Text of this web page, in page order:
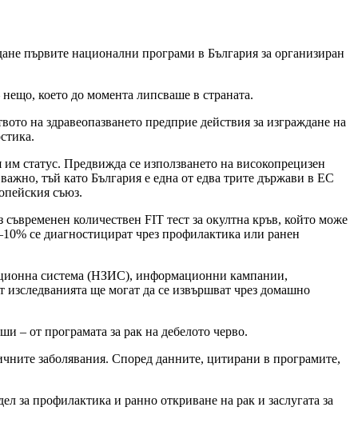
първите национални програми в България за организиран
което до момента липсваше в страната.
на здравеопазването предприе действия за изграждане на
статус. Предвижда се използването на високопрецизен
тъй като България е една от едва трите държави в ЕС
съюз.
количествен FIT тест за окултна кръв, който може
се диагностицират чрез профилактика или ранен
система (НЗИС), информационни кампании,
ще могат да се извършват чрез домашно
– от програмата за рак на дебелото черво.
заболявания. Според данните, цитирани в програмите,
за профилактика и ранно откриване на рак и заслугата за